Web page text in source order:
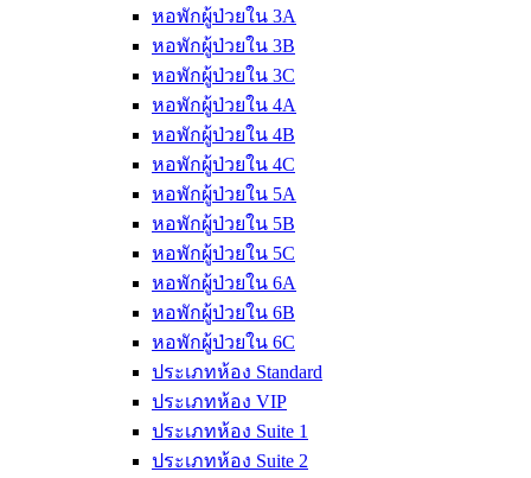
หอพักผู้ป่วยใน 3A
หอพักผู้ป่วยใน 3B
หอพักผู้ป่วยใน 3C
หอพักผู้ป่วยใน 4A
หอพักผู้ป่วยใน 4B
หอพักผู้ป่วยใน 4C
หอพักผู้ป่วยใน 5A
หอพักผู้ป่วยใน 5B
หอพักผู้ป่วยใน 5C
หอพักผู้ป่วยใน 6A
หอพักผู้ป่วยใน 6B
หอพักผู้ป่วยใน 6C
ประเภทห้อง Standard
ประเภทห้อง VIP
ประเภทห้อง Suite 1
ประเภทห้อง Suite 2